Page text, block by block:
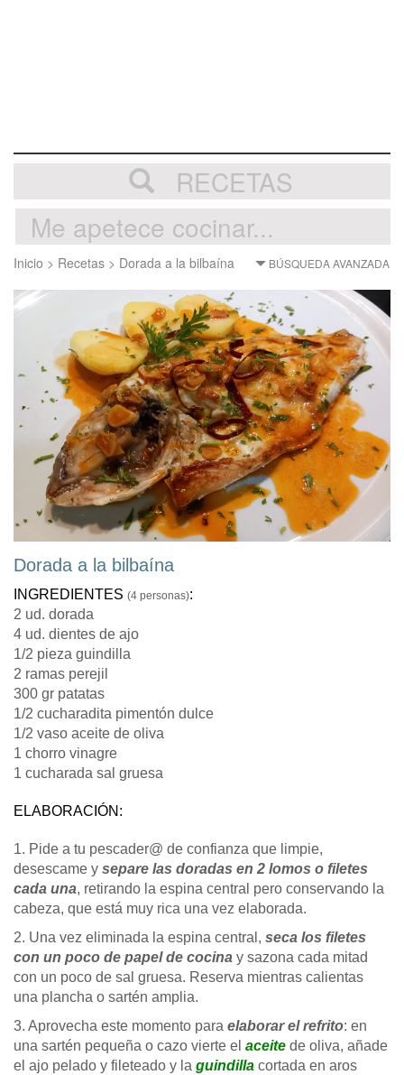
RECETAS
Inicio > Recetas > Dorada a la bilbaína BÚSQUEDA AVANZADA
Dorada a la bilbaína
INGREDIENTES (4 personas):
2 ud. dorada
4 ud. dientes de ajo
1/2 pieza guindilla
2 ramas perejil
300 gr patatas
1/2 cucharadita pimentón dulce
1/2 vaso aceite de oliva
1 chorro vinagre
1 cucharada sal gruesa
ELABORACIÓN:
1. Pide a tu pescader@ de confianza que limpie,
desescame y separe las doradas en 2 lomos o filetes
cada una, retirando la espina central pero conservando la
cabeza, que está muy rica una vez elaborada.
2. Una vez eliminada la espina central, seca los filetes
con un poco de papel de cocina y sazona cada mitad
con un poco de sal gruesa. Reserva mientras calientas
una plancha o sartén amplia.
3. Aprovecha este momento para elaborar el refrito: en
una sartén pequeña o cazo vierte el aceite de oliva, añade
el ajo pelado y fileteado y la guindilla cortada en aros